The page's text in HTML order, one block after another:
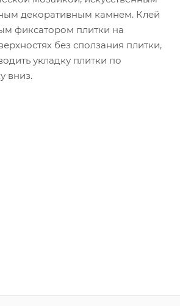
декоративным камнем. Клей
фиксатором плитки на
без сползания плитки,
укладку плитки по
вниз.